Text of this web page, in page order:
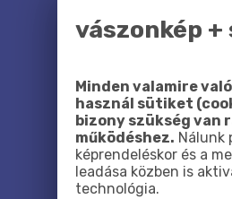
vászonkép
Minden valamire
használ sütiket
bizony szükség van
működéshez. Nálunk
képrendeléskor és a
leadása közben is
technológia.